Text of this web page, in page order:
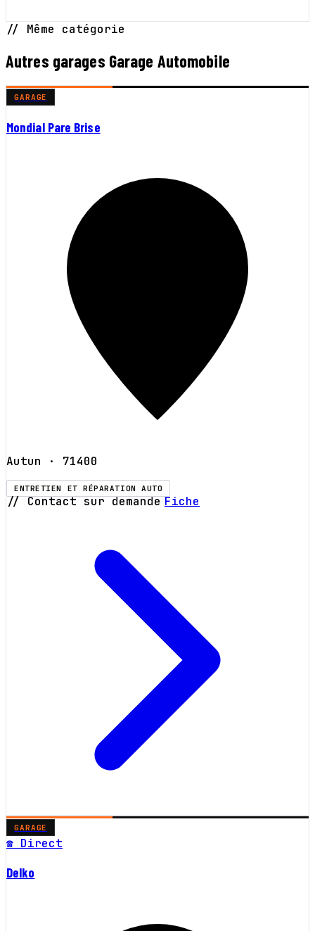
// Même catégorie
Autres garages Garage Automobile
GARAGE
Mondial Pare Brise
Autun · 71400
ENTRETIEN ET RÉPARATION AUTO
// Contact sur demande Fiche
GARAGE
☎ Direct
Delko